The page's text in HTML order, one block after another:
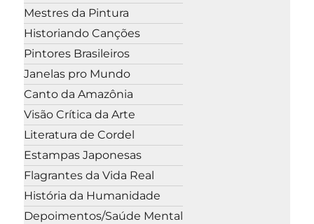
Mestres da Pintura
Historiando Canções
Pintores Brasileiros
Janelas pro Mundo
Canto da Amazônia
Visão Crítica da Arte
Literatura de Cordel
Estampas Japonesas
Flagrantes da Vida Real
História da Humanidade
Depoimentos/Saúde Mental